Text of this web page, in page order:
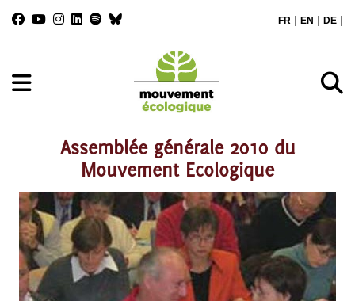
FR | EN | DE |
Assemblée générale 2010 du
Mouvement Ecologique